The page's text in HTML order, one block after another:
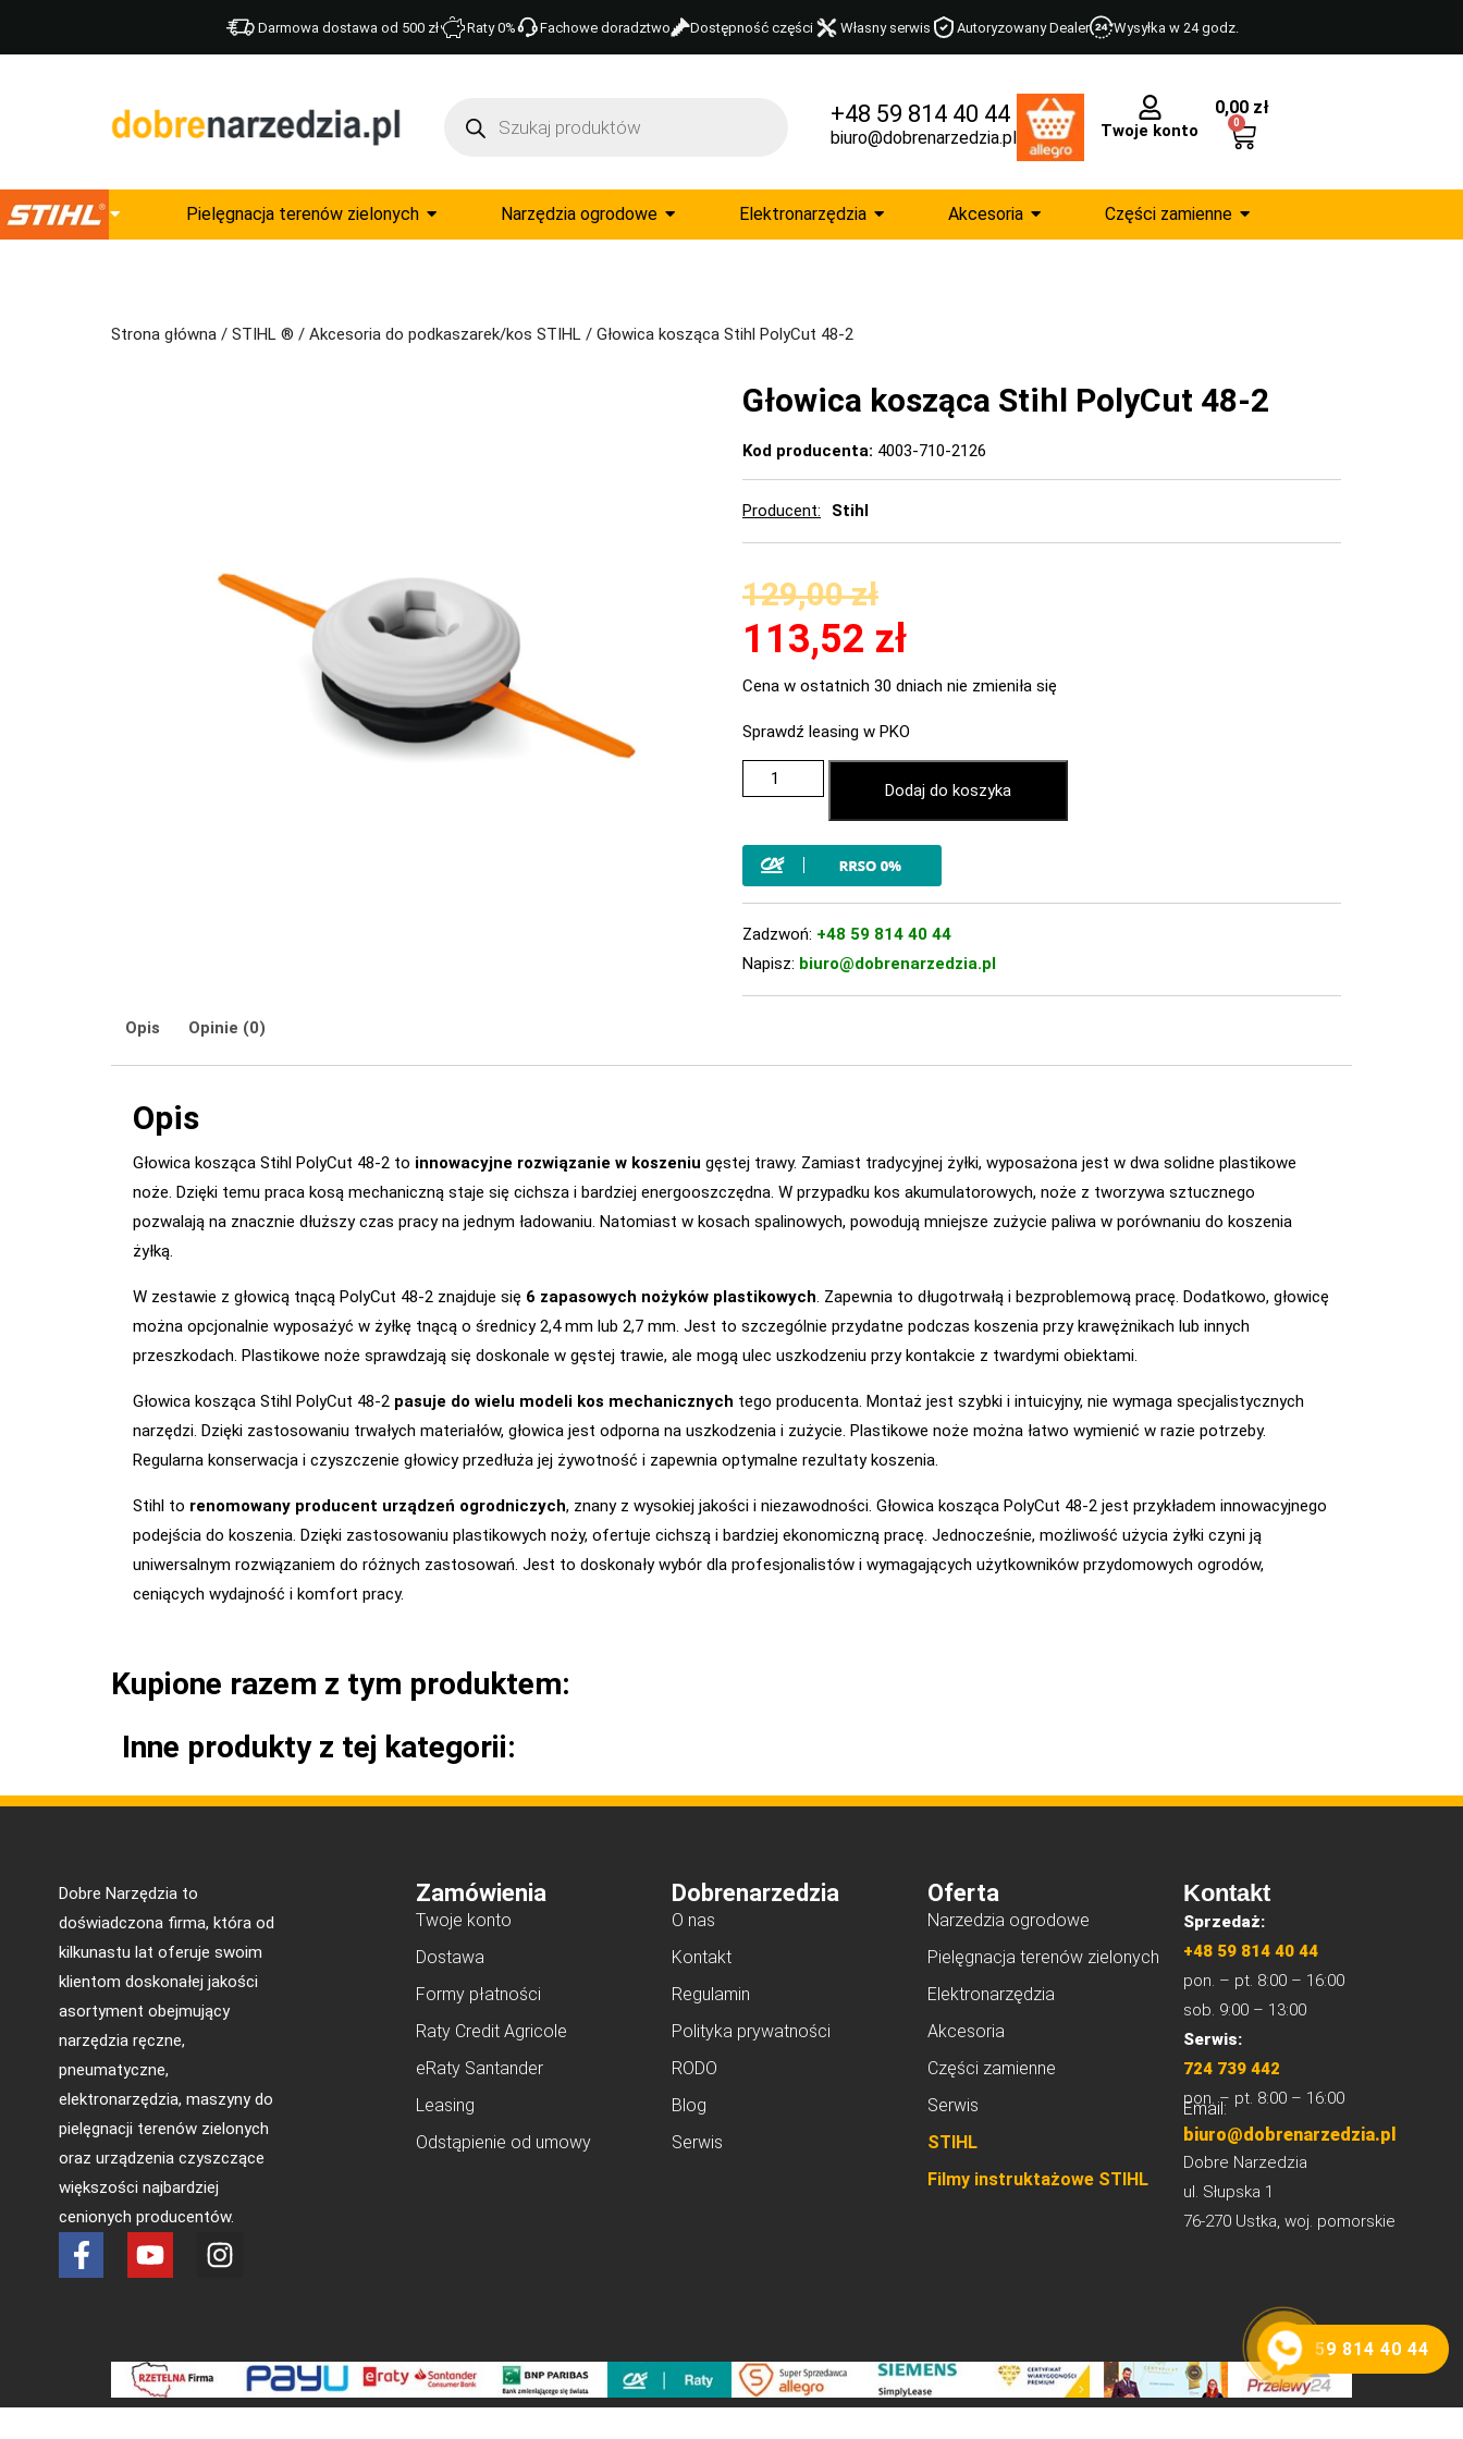
Darmowa dostawa od 500 zł Raty 0% Fachowe doradztwo Dostępność części Własny serwis Autoryzowany Dealer Wysyłka w 24 godz.
+48 59 814 40 44
biuro@dobrenarzedzia.pl Twoje konto
0,00 zł
0
Pielęgnacja terenów zielonych Narzędzia ogrodowe Elektronarzędzia Akcesoria Części zamienne
Strona główna / STIHL ® / Akcesoria do podkaszarek/kos STIHL / Głowica kosząca Stihl PolyCut 48-2
Głowica kosząca Stihl PolyCut 48-2
Kod producenta: 4003-710-2126
Producent Stihl
129,00zł
113,52 zł
Cena w ostatnich 30 dniach nie zmieniła się
Sprawdź leasing w PKO
Dodaj do koszyka
Zadzwoń: +48 59 814 40 44
Napisz: biuro@dobrenarzedzia.pl
Opis Opinie (0)
Opis
Głowica kosząca Stihl PolyCut 48-2 to innowacyjne rozwiązanie w koszeniu gęstej trawy. Zamiast tradycyjnej żyłki, wyposażona jest w dwa solidne plastikowe
noże. Dzięki temu praca kosą mechaniczną staje się cichsza i bardziej energooszczędna. W przypadku kos akumulatorowych, noże z tworzywa sztucznego
pozwalają na znacznie dłuższy czas pracy na jednym ładowaniu. Natomiast w kosach spalinowych, powodują mniejsze zużycie paliwa w porównaniu do koszenia
żyłką.
W zestawie z głowicą tnącą PolyCut 48-2 znajduje się 6 zapasowych nożyków plastikowych. Zapewnia to długotrwałą i bezproblemową pracę. Dodatkowo, głowicę
można opcjonalnie wyposażyć w żyłkę tnącą o średnicy 2,4 mm lub 2,7 mm. Jest to szczególnie przydatne podczas koszenia przy krawężnikach lub innych
przeszkodach. Plastikowe noże sprawdzają się doskonale w gęstej trawie, ale mogą ulec uszkodzeniu przy kontakcie z twardymi obiektami.
Głowica kosząca Stihl PolyCut 48-2 pasuje do wielu modeli kos mechanicznych tego producenta. Montaż jest szybki i intuicyjny, nie wymaga specjalistycznych
narzędzi. Dzięki zastosowaniu trwałych materiałów, głowica jest odporna na uszkodzenia i zużycie. Plastikowe noże można łatwo wymienić w razie potrzeby.
Regularna konserwacja i czyszczenie głowicy przedłuża jej żywotność i zapewnia optymalne rezultaty koszenia.
Stihl to renomowany producent urządzeń ogrodniczych, znany z wysokiej jakości i niezawodności. Głowica kosząca PolyCut 48-2 jest przykładem innowacyjnego
podejścia do koszenia. Dzięki zastosowaniu plastikowych noży, ofertuje cichszą i bardziej ekonomiczną pracę. Jednocześnie, możliwość użycia żyłki czyni ją
uniwersalnym rozwiązaniem do różnych zastosowań. Jest to doskonały wybór dla profesjonalistów i wymagających użytkowników przydomowych ogrodów,
ceniących wydajność i komfort pracy.
Kupione razem z tym produktem:
Inne produkty z tej kategorii:
Dobre Narzędzia to
doświadczona firma, która od
kilkunastu lat oferuje swoim
klientom doskonałej jakości
asortyment obejmujący
narzędzia ręczne,
pneumatyczne,
elektronarzędzia, maszyny do
pielęgnacji terenów zielonych
oraz urządzenia czyszczące
większości najbardziej
cenionych producentów.
Zamówienia
Twoje konto
Dostawa
Formy płatności
Raty Credit Agricole
eRaty Santander
Leasing
Odstąpienie od umowy
Dobrenarzedzia
O nas
Kontakt
Regulamin
Polityka prywatności
RODO
Blog
Serwis
Oferta
Narzedzia ogrodowe
Pielęgnacja terenów zielonych
Elektronarzędzia
Akcesoria
Części zamienne
Serwis
STIHL
Filmy instruktażowe STIHL
Kontakt
Sprzedaż:
+48 59 814 40 44
pon. – pt. 8:00 – 16:00
sob. 9:00 – 13:00
Serwis:
724 739 442
pon. – pt. 8:00 – 16:00
Email:
biuro@dobrenarzedzia.pl
Dobre Narzedzia
ul. Słupska 1
76-270 Ustka, woj. pomorskie
59 814 40 44